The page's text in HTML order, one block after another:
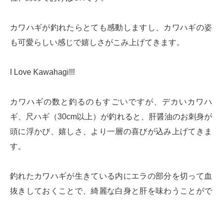
カワハギが釣れたらとても感動しますし、カワハギの姿
も可愛らしい感じで嬉しさがこみ上げてきます。
I Love Kawahagi!!!
カワハギの数と釣るのもすごいですが、デカいカワハ
ギ、尺ハギ（30cm以上）が釣れると、肝醤油のお刺身が
頭に浮かび、嬉しさ、より一層の喜びが込み上げてきま
す。
釣れたカワハギが生きている内にエラの部分を切って血
抜きしておくことで、綺麗な白身と肝を味わうことがで